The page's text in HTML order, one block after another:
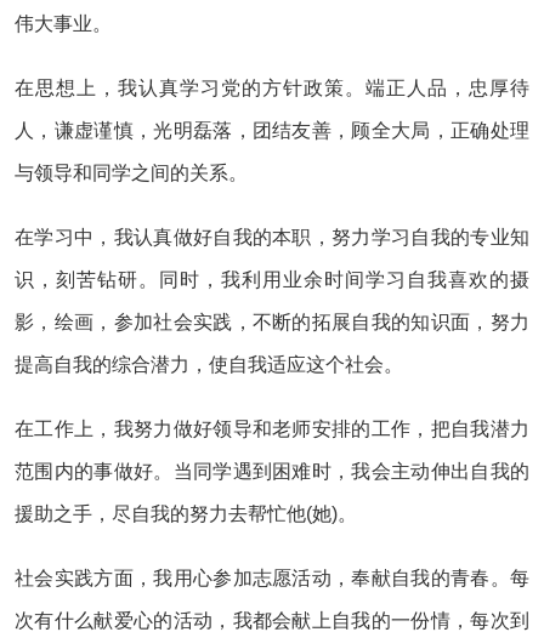
伟大事业。
在思想上，我认真学习党的方针政策。端正人品，忠厚待
人，谦虚谨慎，光明磊落，团结友善，顾全大局，正确处理
与领导和同学之间的关系。
在学习中，我认真做好自我的本职，努力学习自我的专业知
识，刻苦钻研。同时，我利用业余时间学习自我喜欢的摄
影，绘画，参加社会实践，不断的拓展自我的知识面，努力
提高自我的综合潜力，使自我适应这个社会。
在工作上，我努力做好领导和老师安排的工作，把自我潜力
范围内的事做好。当同学遇到困难时，我会主动伸出自我的
援助之手，尽自我的努力去帮忙他(她)。
社会实践方面，我用心参加志愿活动，奉献自我的青春。每
次有什么献爱心的活动，我都会献上自我的一份情，每次到